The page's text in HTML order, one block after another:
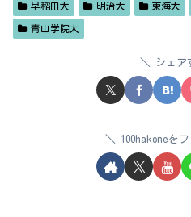
早稲田大 明治大 東海大
青山学院大
シェア
100hakoneを